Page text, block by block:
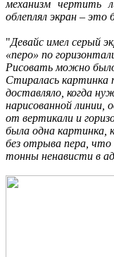
механизм чертить
облеплял экран – это
"Девайс имел серый
«перо» по
Рисовать можно
Стиралась картинка
доставляло, когда
нарисованной линии,
от вертикали и
была одна картинка,
без отрыва пера, что
тонны ненависти в